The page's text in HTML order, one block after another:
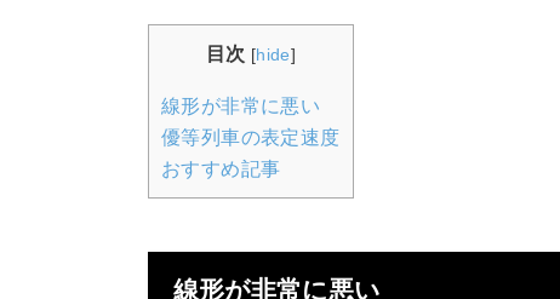
目次 [hide]
線形が非常に悪い
優等列車の表定速度
おすすめ記事
線形が非常に悪い